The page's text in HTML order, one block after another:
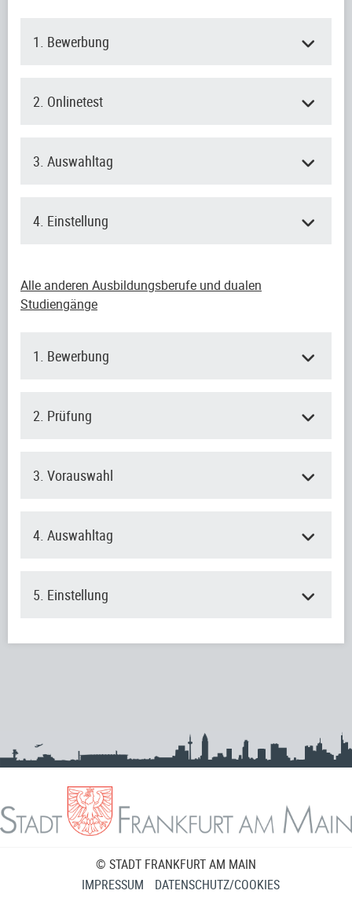
1. Bewerbung
2. Onlinetest
3. Auswahltag
4. Einstellung
Alle anderen Ausbildungsberufe und dualen
Studiengänge
1. Bewerbung
2. Prüfung
3. Vorauswahl
4. Auswahltag
5. Einstellung
© STADT FRANKFURT AM MAIN
IMPRESSUM
DATENSCHUTZ/COOKIES